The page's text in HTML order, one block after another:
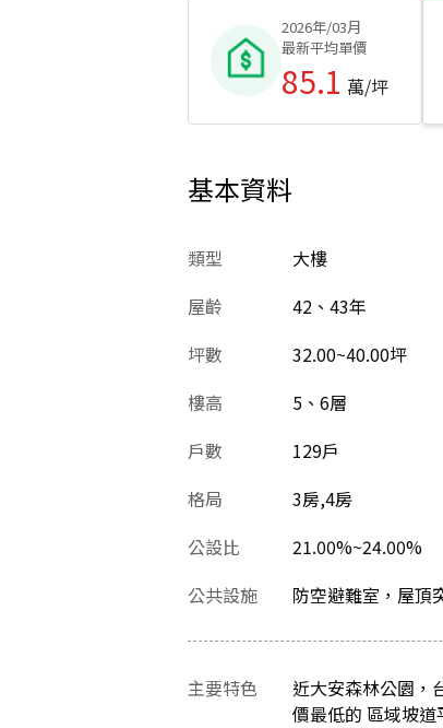
2026年/03月
最新平均單價
85.1 萬/坪
基本資料
類型
大樓
屋齡
42、43年
坪數
32.00~40.00坪
樓高
5、6層
戶數
129戶
格局
3房,4房
公設比
21.00%~24.00%
公共設施 防空避難室，屋頂
主要特色
近大安森林公園，
價最低的 區域坡